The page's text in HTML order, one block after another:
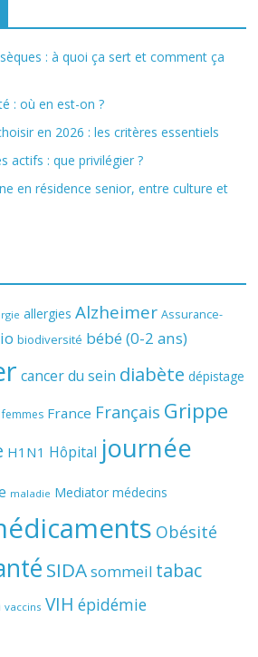
: à quoi ça sert et comment ça
: où en est-on ?
en 2026 : les critères essentiels
actifs : que privilégier ?
en résidence senior, entre culture et
allergies Alzheimer Assurance-
biodiversité bébé (0-2 ans)
cancer du sein diabète dépistage
femmes France Français Grippe
H1N1 Hôpital journée
maladie Mediator médecins
Obésité
SIDAsommeil tabac
vaccins VIH épidémie